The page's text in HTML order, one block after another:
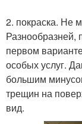
2. покраска. Не
Разнообразней,
первом
особых услуг.
большим
трещин на
вид.